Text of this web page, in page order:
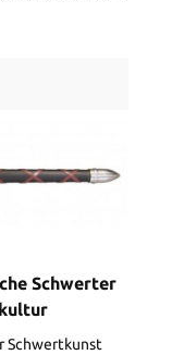
Schwerter
Schwertkunst